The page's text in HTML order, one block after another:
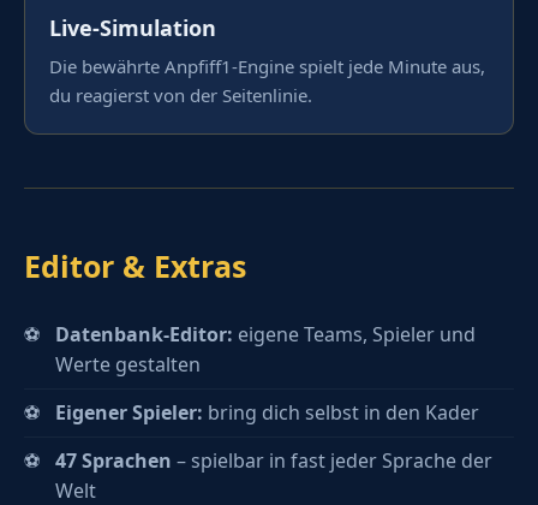
Live-Simulation
Die bewährte Anpfiff1-Engine spielt jede Minute aus,
du reagierst von der Seitenlinie.
Editor & Extras
Datenbank-Editor: eigene Teams, Spieler und
Werte gestalten
Eigener Spieler: bring dich selbst in den Kader
47 Sprachen – spielbar in fast jeder Sprache der
Welt